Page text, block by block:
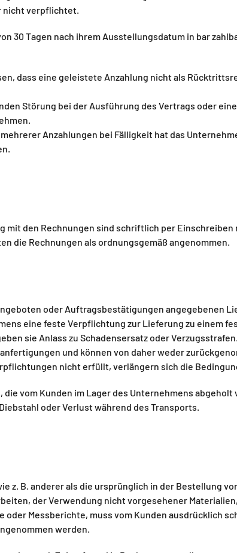
nicht verpflichtet.
30 Tagen nach ihrem Ausstellungsdatum in bar
dass eine geleistete Anzahlung nicht als
Störung bei der Ausführung des Vertrags oder
Anzahlungen bei Fälligkeit hat das
mit den Rechnungen sind schriftlich per
die Rechnungen als ordnungsgemäß angenommen.
oder Auftragsbestätigungen angegebenen
eine feste Verpflichtung zur Lieferung zu einem
sie Anlass zu Schadensersatz oder Verzugsstrafen.
und können von daher weder
nicht erfüllt, verlängern sich die
vom Kunden im Lager des Unternehmens
oder Verlust während des Transports.
z. B. anderer als die ursprünglich in der Bestellung
der Verwendung nicht vorgesehener
oder Messberichte, muss vom Kunden ausdrücklich
werden.